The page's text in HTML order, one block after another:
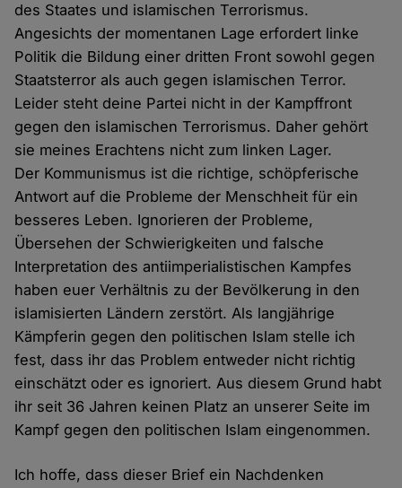
des Staates und islamischen Terrorismus.
Angesichts der momentanen Lage erfordert linke
Politik die Bildung einer dritten Front sowohl gegen
Staatsterror als auch gegen islamischen Terror.
Leider steht deine Partei nicht in der Kampffront
gegen den islamischen Terrorismus. Daher gehört
sie meines Erachtens nicht zum linken Lager.
Der Kommunismus ist die richtige, schöpferische
Antwort auf die Probleme der Menschheit für ein
besseres Leben. Ignorieren der Probleme,
Übersehen der Schwierigkeiten und falsche
Interpretation des antiimperialistischen Kampfes
haben euer Verhältnis zu der Bevölkerung in den
islamisierten Ländern zerstört. Als langjährige
Kämpferin gegen den politischen Islam stelle ich
fest, dass ihr das Problem entweder nicht richtig
einschätzt oder es ignoriert. Aus diesem Grund habt
ihr seit 36 Jahren keinen Platz an unserer Seite im
Kampf gegen den politischen Islam eingenommen.
Ich hoffe, dass dieser Brief ein Nachdenken